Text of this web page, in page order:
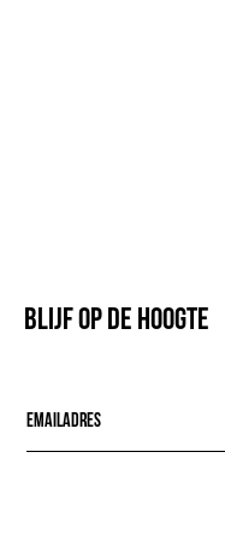
Blijf op de hoogte